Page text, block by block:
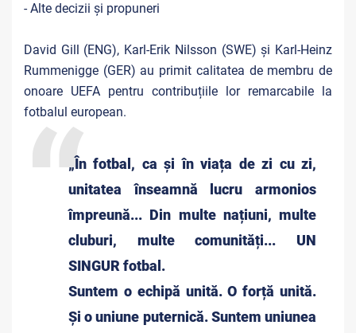
- Alte decizii și propuneri
David Gill (ENG), Karl-Erik Nilsson (SWE) și Karl-Heinz
Rummenigge (GER) au primit calitatea de membru de
onoare UEFA pentru contribuțiile lor remarcabile la
fotbalul european.
„În fotbal, ca și în viața de zi cu zi,
unitatea înseamnă lucru armonios
împreună... Din multe națiuni, multe
cluburi, multe comunități... UN
SINGUR fotbal.
Suntem o echipă unită. O forță unită.
Și o uniune puternică. Suntem uniunea